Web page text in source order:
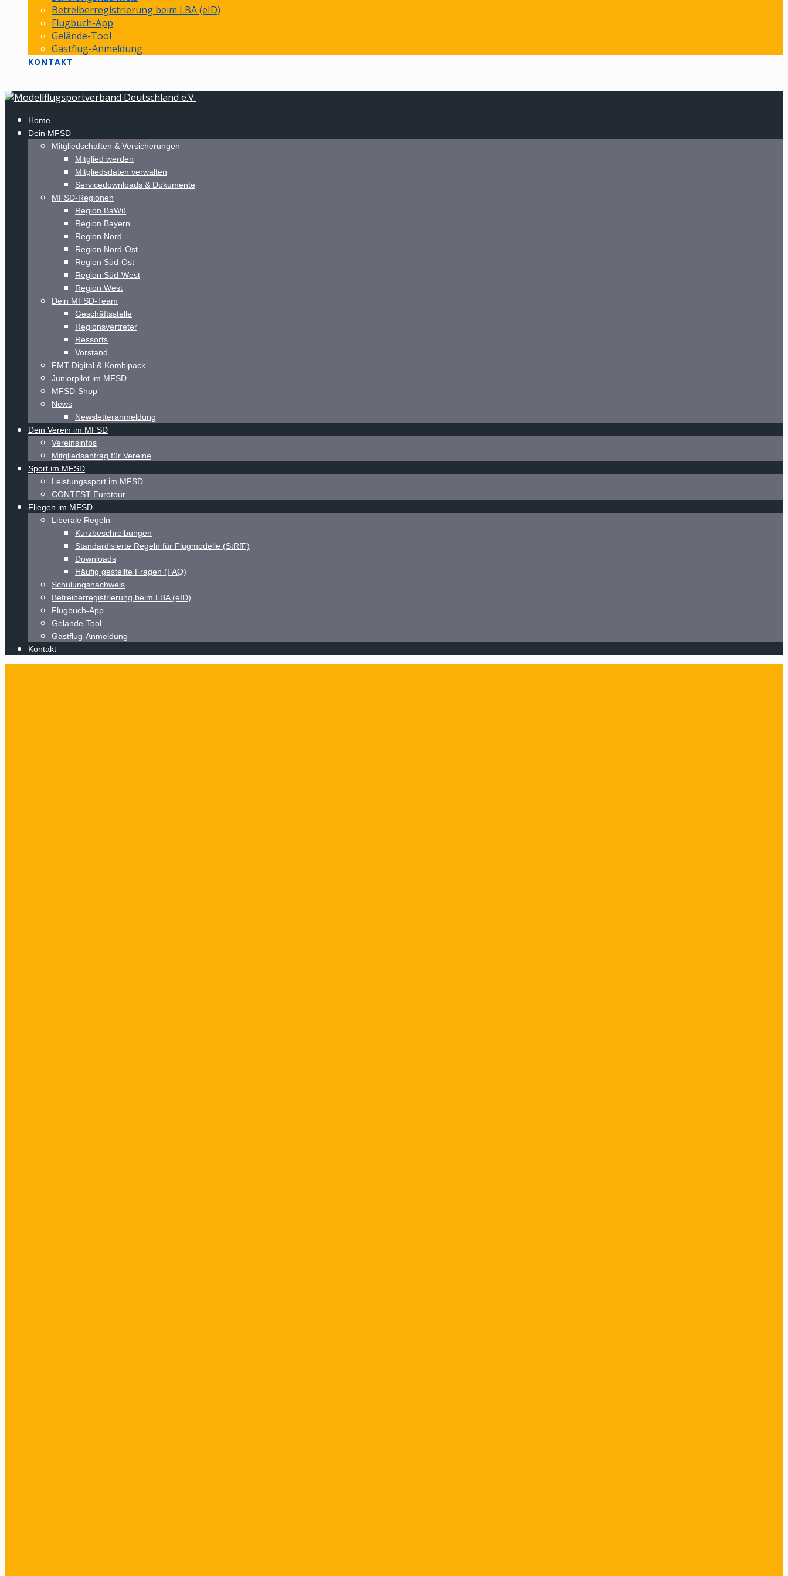
Betreiberregistrierung beim LBA (eID)
Flugbuch-App
Gelände-Tool
Gastflug-Anmeldung
KONTAKT
Home
Dein MFSD
Mitgliedschaften & Versicherungen
Mitglied werden
Mitgliedsdaten verwalten
Servicedownloads & Dokumente
MFSD-Regionen
Region BaWü
Region Bayern
Region Nord
Region Nord-Ost
Region Süd-Ost
Region Süd-West
Region West
Dein MFSD-Team
Geschäftsstelle
Regionsvertreter
Ressorts
Vorstand
FMT-Digital & Kombipack
Juniorpilot im MFSD
MFSD-Shop
News
Newsletteranmeldung
Dein Verein im MFSD
Vereinsinfos
Mitgliedsantrag für Vereine
Sport im MFSD
Leistungssport im MFSD
CONTEST Eurotour
Fliegen im MFSD
Liberale Regeln
Kurzbeschreibungen
Standardisierte Regeln für Flugmodelle (StRfF)
Downloads
Häufig gestellte Fragen (FAQ)
Schulungsnachweis
Betreiberregistrierung beim LBA (eID)
Flugbuch-App
Gelände-Tool
Gastflug-Anmeldung
Kontakt